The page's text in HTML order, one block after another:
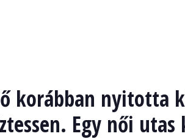
korábban nyitotta
Egy női utas